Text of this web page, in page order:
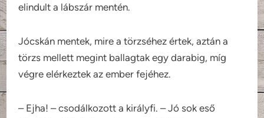
elindult a lábszár mentén.
Jócskán mentek, mire a törzséhez értek, aztán a
törzs mellett megint ballagtak egy darabig, míg
végre elérkeztek az ember fejéhez.
– Ejha! – csodálkozott a királyfi. – Jó sok eső